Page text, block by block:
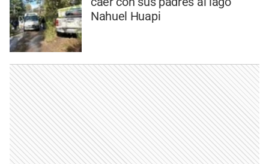
Nahuel Huapi